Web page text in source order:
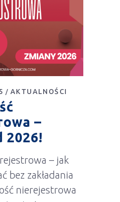
AKTUALNOŚCI
–
2026!
– jak
bez zakładania
nierejestrowa